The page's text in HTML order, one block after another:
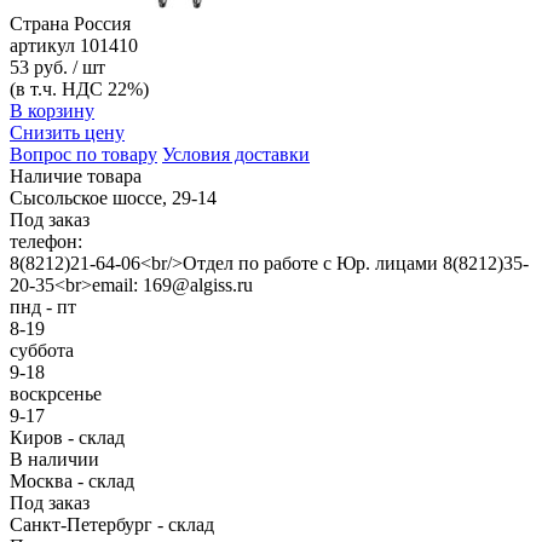
Страна Россия
артикул 101410
53 руб. / шт
(в т.ч. НДС 22%)
В корзину
Снизить цену
Вопрос по товару Условия доставки
Наличие товара
Сысольское шоссе, 29-14
Под заказ
телефон:
8(8212)21-64-06<br/>Отдел по работе с Юр. лицами 8(8212)35-
20-35<br>email: 169@algiss.ru
пнд - пт
8-19
суббота
9-18
воскрсенье
9-17
Киров - склад
В наличии
Москва - склад
Под заказ
Санкт-Петербург - склад